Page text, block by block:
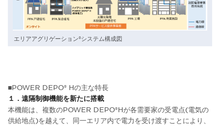
エリアアグリゲーション®システム構成図
■POWER DEPO® Hの主な特長
１．遠隔制御機能を新たに搭載
本機能は、複数のPOWER DEPO®Hが各需要家の受電点(電気の
供給地点)を越えて、同一エリア内で電力を受け渡すことにより、